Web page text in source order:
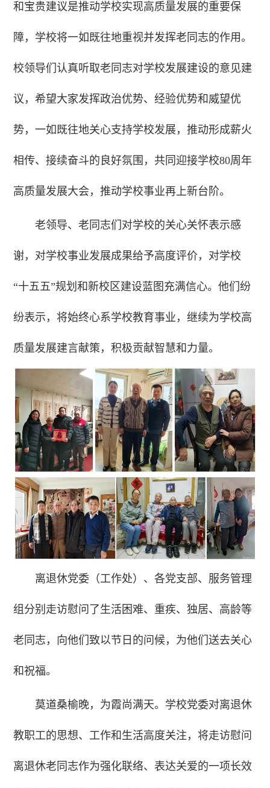
和宝贵建议是推动学校实现高质量发展的重要保
障，学校将一如既往地重视并发挥老同志的作用。
校领导们认真听取老同志对学校发展建设的意见建
议，希望大家发挥政治优势、经验优势和威望优
势，一如既往地关心支持学校发展，推动形成薪火
相传、接续奋斗的良好氛围，共同迎接学校80周年
高质量发展大会，推动学校事业再上新台阶。
老领导、老同志们对学校的关心关怀表示感
谢，对学校事业发展成果给予高度评价，对学校
“十五五”规划和新校区建设蓝图充满信心。他们纷
纷表示，将始终心系学校教育事业，继续为学校高
质量发展建言献策，积极贡献智慧和力量。
离退休党委（工作处）、各党支部、服务管理
组分别走访慰问了生活困难、重疾、独居、高龄等
老同志，向他们致以节日的问候，为他们送去关心
和祝福。
莫道桑榆晚，为霞尚满天。学校党委对离退休
教职工的思想、工作和生活高度关注，将走访慰问
离退休老同志作为强化联络、表达关爱的一项长效